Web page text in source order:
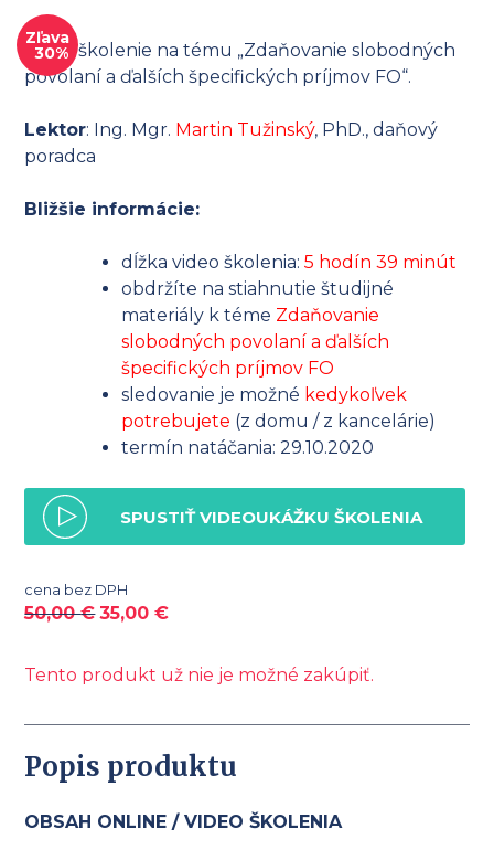
Zľava
30%
Video školenie na tému „Zdaňovanie slobodných
povolaní a ďalších špecifických príjmov FO“.
Lektor: Ing. Mgr. Martin Tužinský, PhD., daňový
poradca
Bližšie informácie:
dĺžka video školenia:5 hodín 39 minút
obdržíte na stiahnutie študijné
materiály k téme Zdaňovanie
slobodných povolaní a ďalších
špecifických príjmov FO
sledovanie je možné kedykoľvek
potrebujete (z domu / z kancelárie)
termín natáčania: 29.10.2020
SPUSTIŤ VIDEOUKÁŽKU ŠKOLENIA
cena bez DPH
50,00€ 35,00€
Tento produkt už nie je možné zakúpiť.
Popis produktu
OBSAH ONLINE / VIDEO ŠKOLENIA